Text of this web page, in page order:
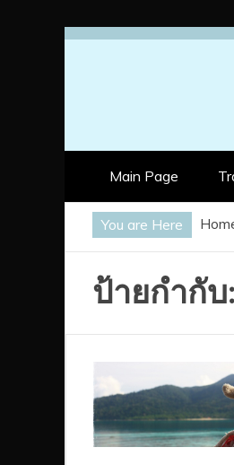
Skip
Main Page
You are Here
ป้ายกำกับ: